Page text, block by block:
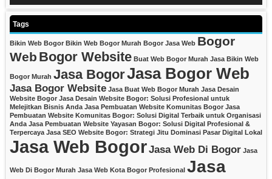
Tags
Bikin Web Bogor Bikin Web Bogor Murah Bogor Jasa Web Bogor
Web Bogor Website Buat Web Bogor Murah Jasa Bikin Web
Bogor Murah Jasa BogorJasa Bogor Web
Jasa Bogor Website Jasa Buat Web Bogor Murah Jasa Desain
Website Bogor Jasa Desain Website Bogor: Solusi Profesional untuk
Melejitkan Bisnis Anda Jasa Pembuatan Website Komunitas Bogor Jasa
Pembuatan Website Komunitas Bogor: Solusi Digital Terbaik untuk Organisasi
Anda Jasa Pembuatan Website Yayasan Bogor: Solusi Digital Profesional &
Terpercaya Jasa SEO Website Bogor: Strategi Jitu Dominasi Pasar Digital Lokal
Jasa Web BogorJasa Web Di Bogor Jasa
Web Di Bogor Murah Jasa Web Kota Bogor Profesional Jasa